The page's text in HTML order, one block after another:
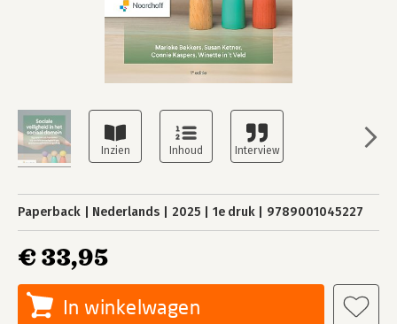
Paperback Nederlands 2025 1e druk 9789001045227
€ 33,95
In winkelwagen